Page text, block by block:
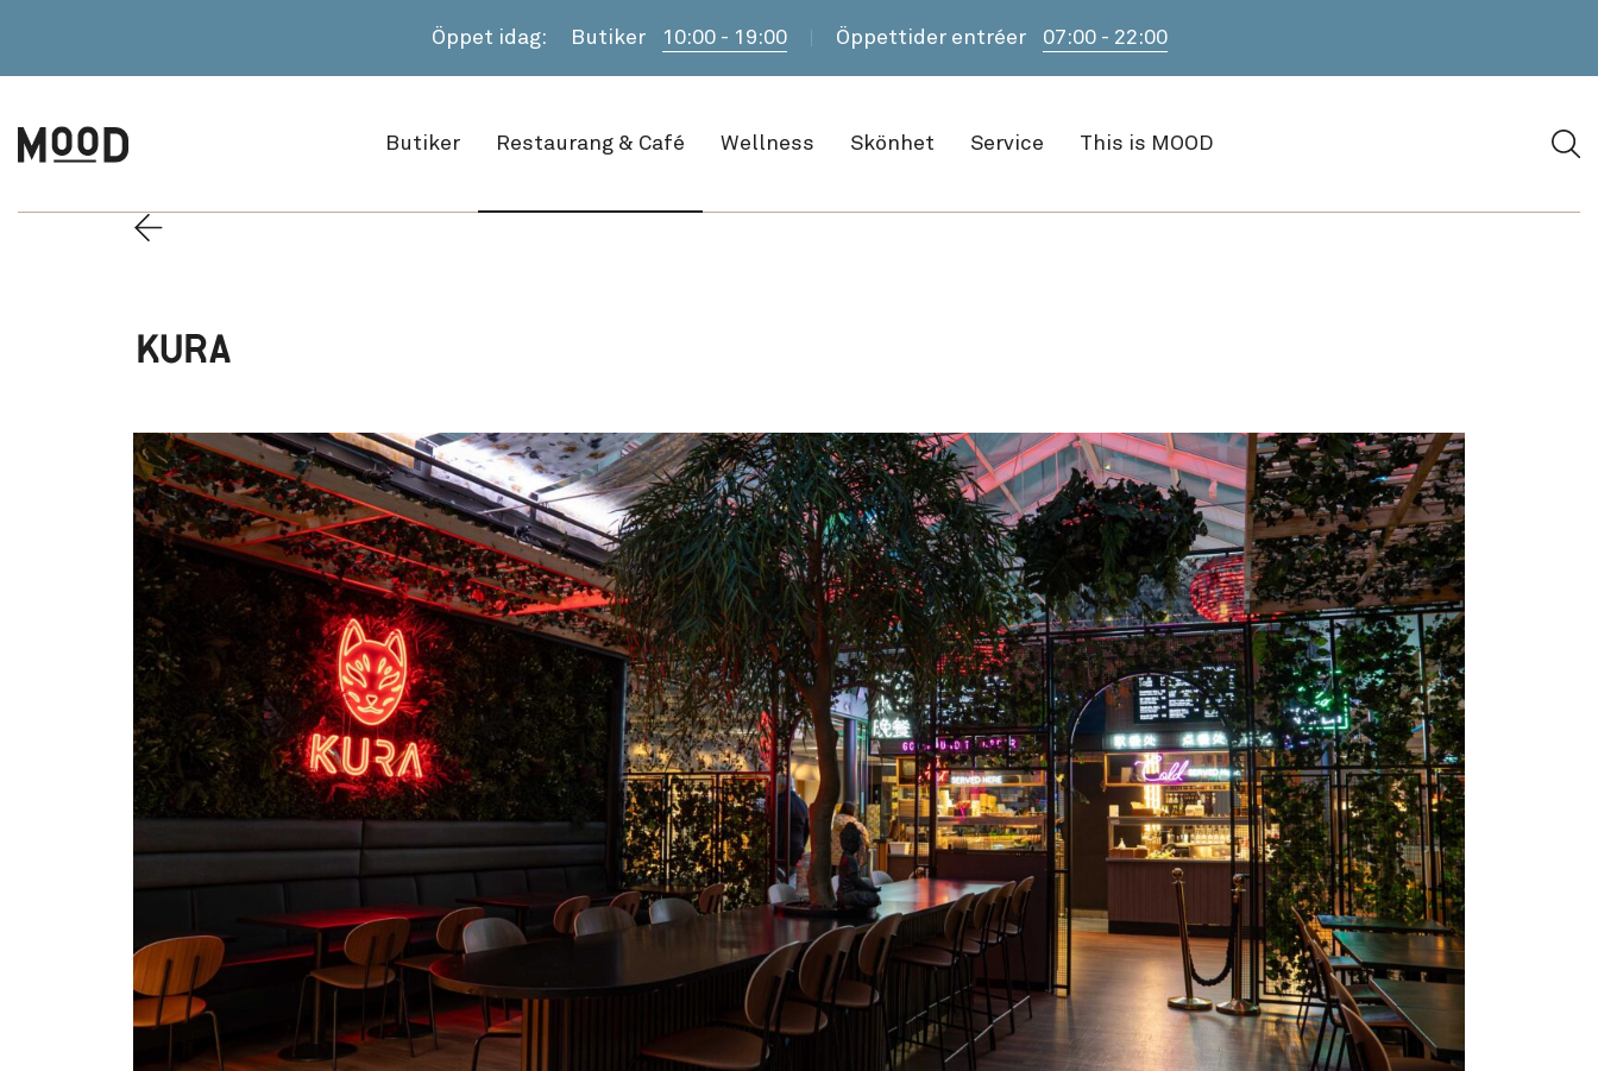
Öppet idag: Butiker 10:00 - 19:00 Öppettider entréer 07:00 - 22:00
Butiker Restaurang & Café Wellness Skönhet Service This is MOOD
KURA